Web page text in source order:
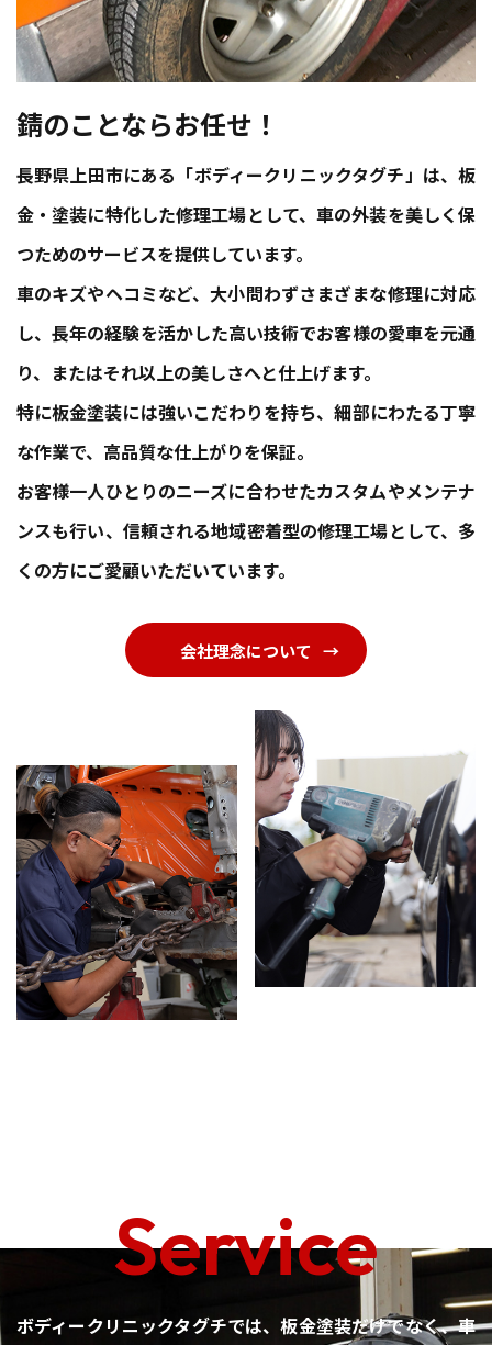
錆のことならお任せ！
長野県上田市にある「ボディークリニックタグチ」は、板
金・塗装に特化した修理工場として、車の外装を美しく保
つためのサービスを提供しています。
車のキズやヘコミなど、大小問わずさまざまな修理に対応
し、長年の経験を活かした高い技術でお客様の愛車を元通
り、またはそれ以上の美しさへと仕上げます。
特に板金塗装には強いこだわりを持ち、細部にわたる丁寧
な作業で、高品質な仕上がりを保証。
お客様一人ひとりのニーズに合わせたカスタムやメンテナ
ンスも行い、信頼される地域密着型の修理工場として、多
くの方にご愛顧いただいています。
会社理念について
Service
ボディークリニックタグチでは、板金塗装だけでなく、車